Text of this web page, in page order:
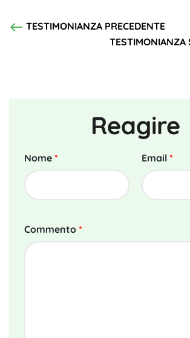
west TESTIMONIANZA PRECEDENTE
TESTIMONIANZA
Reagire
Nome * Email *
Commento *